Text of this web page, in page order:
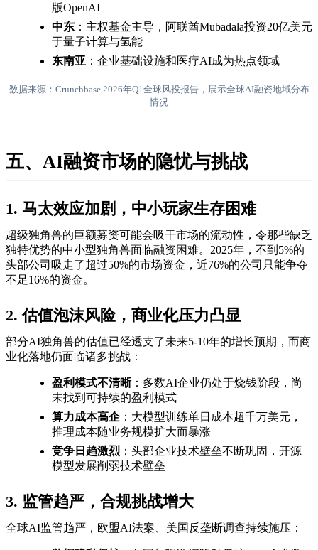
版OpenAI
中东 ：主权基金主导，阿联酋Mubadala投资20亿美元
于量子计算与氢能
东南亚 ：企业基础设施和医疗AI成为热点领域
数据来源：Crunchbase 2026年Q1全球风投报告，展示全球AI融资地域分布
情况
五、AI融资市场的隐忧与挑战
1. 马太效应加剧，中小玩家生存困难
超级独角兽的巨额募资可能会吸干市场的流动性，令那些缺乏
独特优势的中小型独角兽面临融资困难。2025年，不到5%的
头部公司吸走了超过50%的市场资金，近76%的公司只能争夺
不足16%的资金。
2. 估值泡沫风险，商业化压力凸显
部分AI独角兽的估值已经透支了未来5-10年的增长预期，而商
业化落地仍面临诸多挑战：
盈利模式不清晰：多数AI企业仍处于烧钱阶段，尚
未找到可持续的盈利模式
算力成本高企：大模型训练单日成本超千万美元，
推理成本随业务规模扩大而暴涨
竞争日趋激烈 ：头部企业技术壁垒不断巩固，开源
模型发展削弱技术壁垒
3. 监管趋严，合规挑战增大
全球AI监管趋严，欧盟AI法案、美国反垄断调查持续施压：